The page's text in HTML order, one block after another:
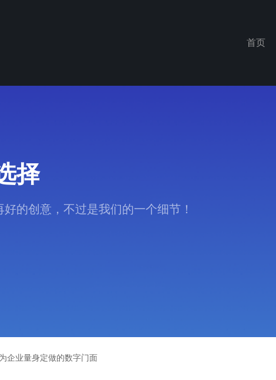
首页
择
的创意，不过是我们的一个细节！
企业量身定做的数字门面